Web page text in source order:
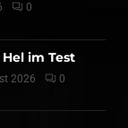
0
im Test
2026 0